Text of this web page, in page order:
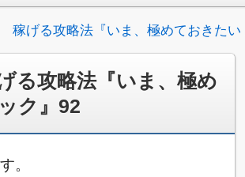
げる攻略法『いま、極めておきたい
攻略法『いま、極め
ク』92
。